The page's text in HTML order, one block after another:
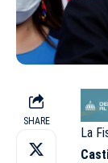
SHARE
La